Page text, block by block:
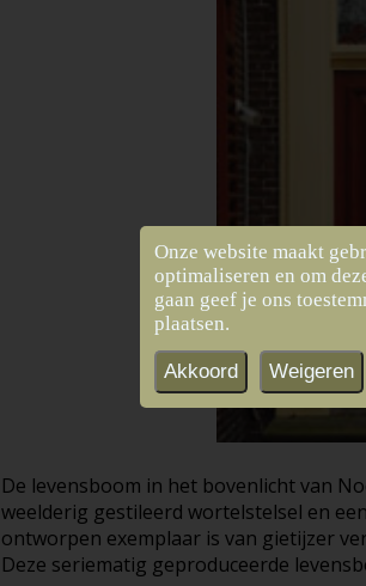
De levensboom in het bovenlicht van
weelderig gestileerd wortelstelsel en
ontworpen exemplaar is van gietijzer
Deze seriematig geproduceerde
Onze website maakt
optimaliseren en om
gaan geef je ons
plaatsen.
Akkoord Weigeren